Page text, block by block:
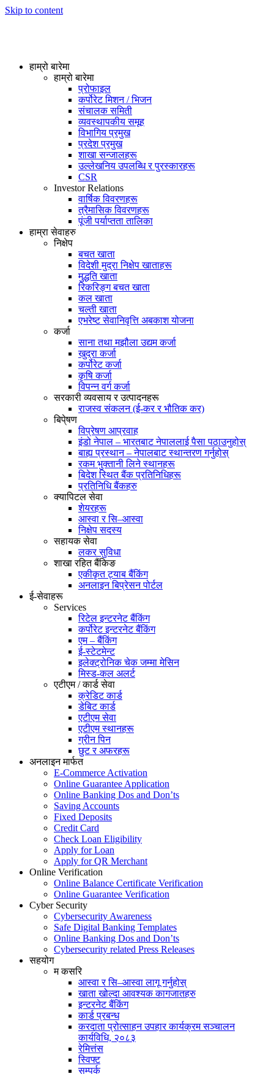
Skip to content
हाम्रो बारेमा
हाम्रो बारेमा
प्रोफाइल
कर्पोरेट मिशन / भिजन
संचालक समिती
व्यवस्थापकीय समूह
विभागिय प्रमुख
प्रदेश प्रमुख
शाखा सन्जालहरू
उल्लेखनिय उपलब्धि र पुरस्कारहरू
CSR
Investor Relations
वार्षिक विवरणहरू
त्रैमासिक विवरणहरू
पूंजी पर्याप्तता तालिका
हाम्रा सेवाहरु
निक्षेप
बचत खाता
विदेशी मुद्रा निक्षेप खाताहरू
मुद्धति खाता
रिकरिङ्ग बचत खाता
कल खाता
चल्ती खाता
एभरेष्ट सेवानिवृत्ति अबकाश योजना
कर्जा
साना तथा मझौला उद्यम कर्जा
खुद्रा कर्जा
कर्पोरेट कर्जा
कृषि कर्जा
विपन्न वर्ग कर्जा
सरकारी व्यवसाय र उत्पादनहरू
राजस्व संकलन (ई-कर र भौतिक कर)
बिपे्षण
विप्रेषण आप्रवाह
इंडो नेपाल – भारतबाट नेपाललाई पैसा पठाउनुहोस्
बाह्य प्रस्थान – नेपालबाट स्थान्तरण गर्नुहोस्
रकम भुक्तानी लिने स्थानहरू
बिदेश स्थित बैंक प्रतिनिधिहरू
प्रतिनिधि बैंकहरु
क्यापिटल सेवा
शेयरहरू
आस्वा र सि–आस्वा
निक्षेप सदस्य
सहायक सेवा
लकर सुविधा
शाखा रहित बैंकिङ
एकीकृत ट्याब बैंकिंग
अनलाइन बिप्रेसन पोर्टल
ई-सेवाहरू
Services
रिटेल इन्टरनेट बैंकिंग
कर्पोरेट इन्टरनेट बैंकिंग
एम – बैंकिंग
ई-स्टेटमेन्ट
इलेक्ट्रोनिक चेक जम्मा मेसिन
मिस्ड-कल अलर्ट
एटीएम / कार्ड सेवा
क्रेडिट कार्ड
डेबिट कार्ड
एटीएम सेवा
एटीएम स्थानहरू
ग्रीन पिन
छुट र अफरहरू
अनलाइन मार्फत
E-Commerce Activation
Online Guarantee Application
Online Banking Dos and Don’ts
Saving Accounts
Fixed Deposits
Credit Card
Check Loan Eligibility
Apply for Loan
Apply for QR Merchant
Online Verification
Online Balance Certificate Verification
Online Guarantee Verification
Cyber Security
Cybersecurity Awareness
Safe Digital Banking Templates
Online Banking Dos and Don’ts
Cybersecurity related Press Releases
सहयोग
म कसरि
आस्वा र सि–आस्वा लागू गर्नुहोस्
खाता खोल्दा आवश्यक कागजातहरु
इन्टरनेट बैंकिंग
कार्ड प्रबन्ध
करदाता प्रोत्साहन उपहार कार्यक्रम सञ्चालन
कार्यविधि, २०८३
रेमित्तंस
स्विफ्ट
सम्पर्क